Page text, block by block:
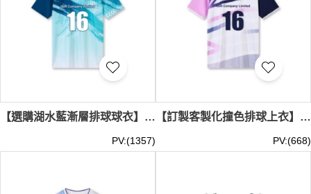
【選購湖水藍漸層排球球衣】｜深淺紫色暈染｜V型領口包邊｜動感筆刷紋理｜專屬人名燙畫｜現貨主推｜排球服公司 SKTAFC049-FC304
PV:(1357)
【訂製客製化撞色排球上衣】｜撞色袖色剪裁｜圓領包邊工藝｜前胸熱轉印LOGO｜現貨主推｜現貨排球服批發 SKTAFC048-FC306
PV:(668)